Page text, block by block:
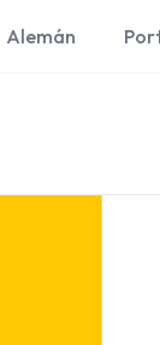
Alemán